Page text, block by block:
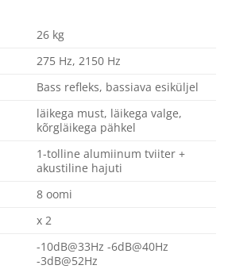
26 kg
275 Hz, 2150 Hz
Bass refleks, bassiava esiküljel
läikega must, läikega valge,
kõrgläikega pähkel
1-tolline alumiinum tviiter +
akustiline hajuti
8 oomi
x 2
-10dB@33Hz -6dB@40Hz
-3dB@52Hz